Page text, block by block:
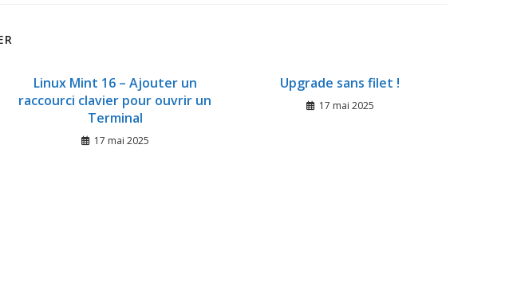
Linux Mint 16 – Ajouter un
raccourci clavier pour ouvrir un
Terminal
17 mai 2025
Upgrade sans filet !
17 mai 2025